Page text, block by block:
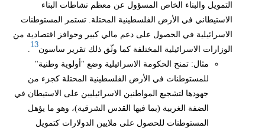
التمويل والبناء الخاص المسؤول عن معظم نشاطات البناء
الاستيطاني في الأرض الفلسطينية المحتلة. تستمر المستوطنات
الاسرائيلية في الحصول على دعم مالي كبير وحوافز اقتصادية من
الوزارات الاسرائيلية المختلفة كما وثّق ذلك تقرير ساسون
13
مثال: تمنح الحكومة الاسرائيلية وضع "أولوية وطنية"
للمستوطنات في الأرض الفلسطينية المحتلة كجزء من
جهودها لتشجيع المواطنين الاسرائيليين على الاستيطان في
الضفة الغربية (بما فيها القدس الشرقية)، وهو ما يؤهل
المستوطنات للحصول على ملايين الدولارات كتمويل